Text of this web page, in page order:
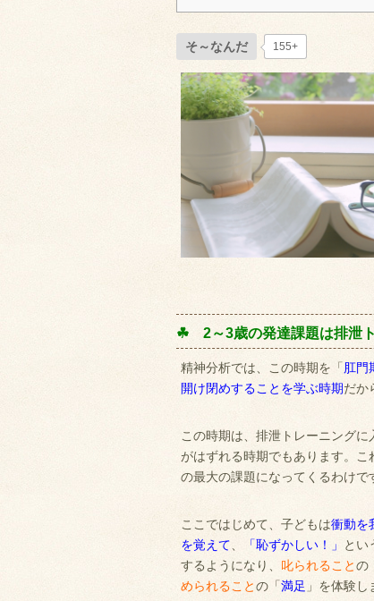
そ～なんだ 155+
☘ 2～3歳の発達課題は排泄
精神分析では、この時期を「肛門
開け閉めすることを学ぶ時期だか
この時期は、排泄トレーニングに
がはずれる時期でもあります。こ
の最大の課題になってくるわけで
ここではじめて、子どもは衝動を
を覚えて、 「恥ずかしい！」
とい
するようになり、 叱られることの
められることの「満足 」を体験し